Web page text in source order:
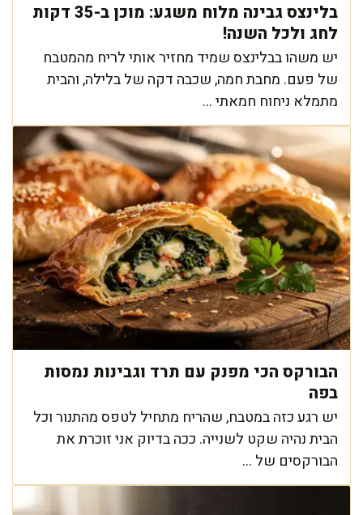
בלינצס גבינה מלוח משגע: מוכן ב-35 דקות
לחג ולכל השנה!
יש משהו בבלינצס שמיד מחזיר אותי לריח מהמטבח
של פעם. מחבת חמה, שכבה דקה של בלילה, והבית
מתמלא ניחוח חמאתי ...
הבורקס הכי מפנק עם תרד וגבינות נמסות
בפה
יש רגע כזה במטבח, שהריח מתחיל לטפס מהתנור וכל
הבית נהיה שקט לשנייה. ככה בדיוק אני זוכרת את
הבורקסים של ...